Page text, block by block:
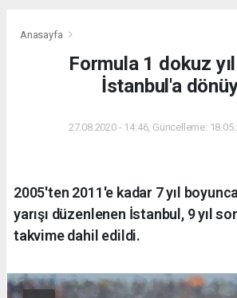
Anasayfa
Formula 1 dokuz
İstanbul'a
27.08.2020 - 14:46, Güncelleme:
2005'ten 2011'e kadar 7 yıl
yarışı düzenlenen İstanbul, 9 yıl
takvime dahil edildi.